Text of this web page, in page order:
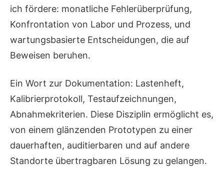
ich fördere: monatliche Fehlerüberprüfung,
Konfrontation von Labor und Prozess, und
wartungsbasierte Entscheidungen, die auf
Beweisen beruhen.
Ein Wort zur Dokumentation: Lastenheft,
Kalibrierprotokoll, Testaufzeichnungen,
Abnahmekriterien. Diese Disziplin ermöglicht es,
von einem glänzenden Prototypen zu einer
dauerhaften, auditierbaren und auf andere
Standorte übertragbaren Lösung zu gelangen.